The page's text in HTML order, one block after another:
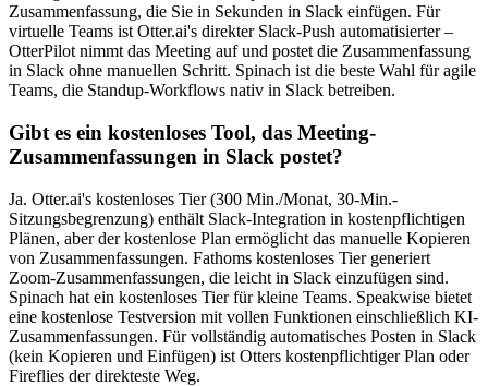
Zusammenfassung, die Sie in Sekunden in Slack einfügen. Für
virtuelle Teams ist Otter.ai's direkter Slack-Push automatisierter –
OtterPilot nimmt das Meeting auf und postet die Zusammenfassung
in Slack ohne manuellen Schritt. Spinach ist die beste Wahl für agile
Teams, die Standup-Workflows nativ in Slack betreiben.
Gibt es ein kostenloses Tool, das Meeting-
Zusammenfassungen in Slack postet?
Ja. Otter.ai's kostenloses Tier (300 Min./Monat, 30-Min.-
Sitzungsbegrenzung) enthält Slack-Integration in kostenpflichtigen
Plänen, aber der kostenlose Plan ermöglicht das manuelle Kopieren
von Zusammenfassungen. Fathoms kostenloses Tier generiert
Zoom-Zusammenfassungen, die leicht in Slack einzufügen sind.
Spinach hat ein kostenloses Tier für kleine Teams. Speakwise bietet
eine kostenlose Testversion mit vollen Funktionen einschließlich KI-
Zusammenfassungen. Für vollständig automatisches Posten in Slack
(kein Kopieren und Einfügen) ist Otters kostenpflichtiger Plan oder
Fireflies der direkteste Weg.